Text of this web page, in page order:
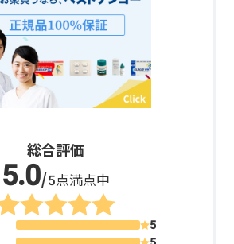
総合評価
/5点満点中